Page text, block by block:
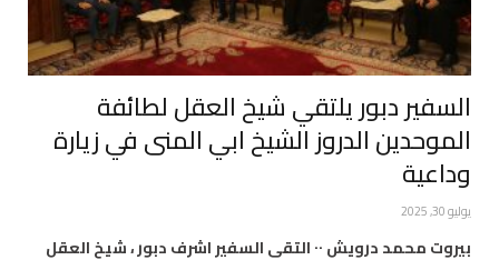
السفير دبور يلتقي شيخ العقل لطائفة
الموحدين الدروز الشيخ ابي المنى في زيارة
وداعية
يوليو 30, 2025
بيروت محمد درويش ٠٠ التقى السفير اشرف دبور ، شيخ العقل